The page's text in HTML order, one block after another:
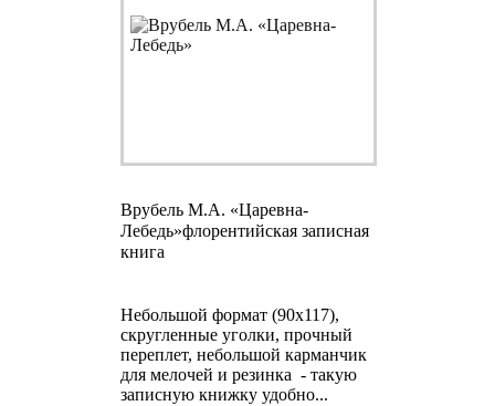
Врубель М.А. «Царевна-
Лебедь»флорентийская записная
книга
Небольшой формат (90х117),
скругленные уголки, прочный
переплет, небольшой карманчик
для мелочей и резинка - такую
записную книжку удобно...